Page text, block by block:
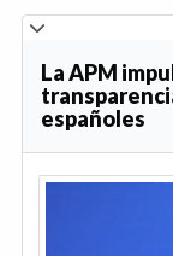
La APM
españoles